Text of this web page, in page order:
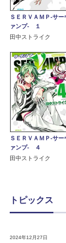
ＳＥＲＶＡＭＰ‐サー
ァンプ‐ １
田中ストライク
ＳＥＲＶＡＭＰ‐サー
ァンプ‐ ４
田中ストライク
トピックス
2024年12月27日